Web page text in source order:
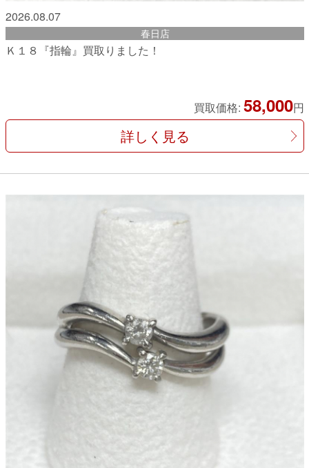
2026.08.07
春日店
Ｋ１８『指輪』買取りました！
買取価格: 58,000円
詳しく見る